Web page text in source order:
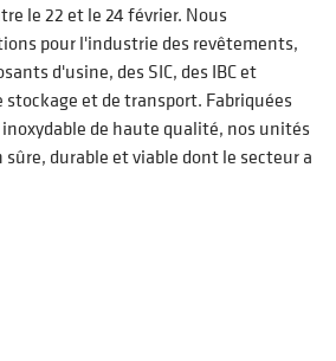
le 22 et le 24 février. Nous
pour l'industrie des revêtements,
d'usine, des SIC, des IBC et
et de transport. Fabriquées
de haute qualité, nos unités
durable et viable dont le secteur a